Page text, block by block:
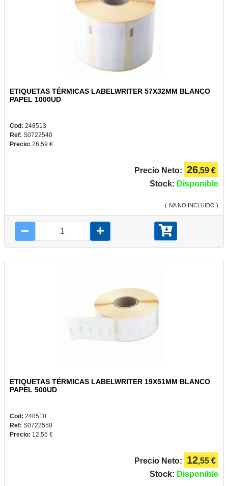
ETIQUETAS TÉRMICAS LABELWRITER 57X32MM BLANCO
PAPEL 1000UD
Cod: 248513
Ref: S0722540
Precio: 26,59 €
Precio Neto: 26,59 €
Stock: Disponible
( IVA NO INCLUIDO )
ETIQUETAS TÉRMICAS LABELWRITER 19X51MM BLANCO
PAPEL 500UD
Cod: 248510
Ref: S0722550
Precio: 12,55 €
Precio Neto: 12,55 €
Stock: Disponible